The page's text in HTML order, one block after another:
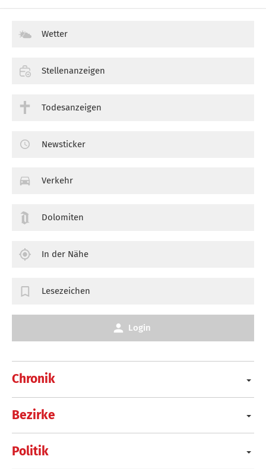
Chronik
Bezirke
Politik
Wetter
Stellenanzeigen
Todesanzeigen
Newsticker
Verkehr
Dolomiten
In der Nähe
Lesezeichen
Login